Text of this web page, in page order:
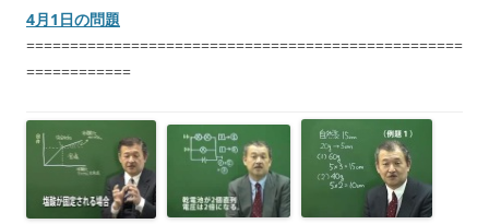
4月1日の問題
==================================================
============